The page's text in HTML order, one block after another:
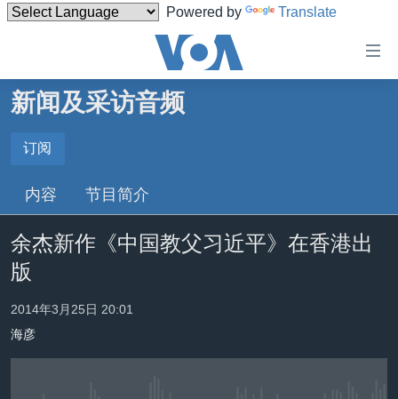
Powered by Translate
碍
链
到
内
容
跳
转
导
主页
美国
台湾
港澳
国际
最新国际新闻
印太
分类新闻
经济·金融·贸易
美中关系
新闻及采访音频
订阅
订阅
内容 节目简介
余杰新作《中国教父习近平》在香港出
版
2014年3月25日 20:01
海彦